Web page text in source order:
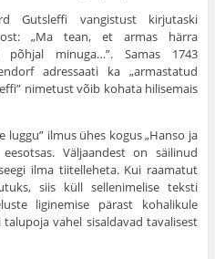
Gutsleffi vangistust kirju­taski
„Ma tean, et armas härra
põhjal minuga…”. Samas 1743
adressaati ka „armastatud
nimetust võib kohata hili­semais
ilmus ühes kogus „Hanso ja
Väljaandest on säilinud
ilma tiitelleheta. Kui raamatut
siis küll selle­nimelise teksti
liginemise pärast kohalikule
vahel sisaldavad tavalisest